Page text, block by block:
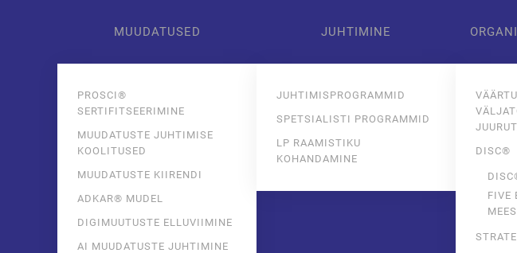
Skip to main contentMUUDATUSED
PROSCI®
SERTIFITSEERIMINE
MUUDATUSTE JUHTIMISE
KOOLITUSED
MUUDATUSTE KIIRENDI
ADKAR® MUDEL
DIGIMUUTUSTE ELLUVIIMINE
AI MUUDATUSTE JUHTIMINE
JUHTIMINE
JUHTIMISPROGRAMMID
SPETSIALISTI PROGRAMMID
LP RAAMISTIKU
KOHANDAMINE
DISC®
FIVE